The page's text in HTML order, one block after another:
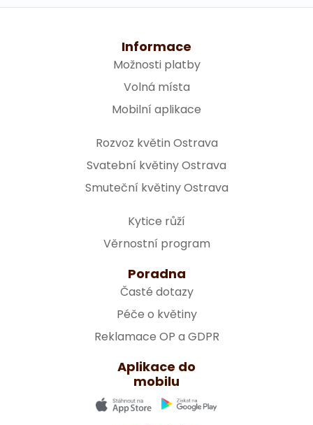
Informace
Možnosti platby
Volná místa
Mobilní aplikace
Rozvoz květin Ostrava
Svatební květiny Ostrava
Smuteční květiny Ostrava
Kytice růží
Věrnostní program
Poradna
Časté dotazy
Péče o květiny
Reklamace OP a GDPR
Aplikace do
mobilu